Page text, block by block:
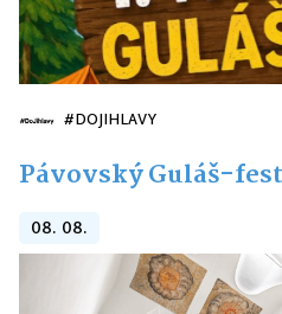
#DOJIHLAVY
Pávovský Guláš-fest
08. 08.